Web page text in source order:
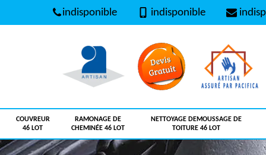
indisponible indisponible
COUVREUR
46 LOT
RAMONAGE DE
CHEMINÉE 46 LOT
NETTOYAGE DEMOUSSAGE DE
TOITURE 46 LOT